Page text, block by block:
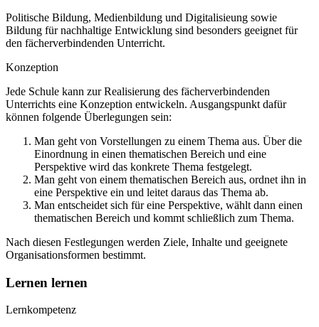
Politische Bildung, Medienbildung und Digitalisieung sowie
Bildung für nachhaltige Entwicklung sind besonders geeignet für
den fächerverbindenden Unterricht.
Konzeption
Jede Schule kann zur Realisierung des fächerverbindenden
Unterrichts eine Konzeption entwickeln. Ausgangspunkt dafür
können folgende Überlegungen sein:
Man geht von Vorstellungen zu einem Thema aus. Über die
Einordnung in einen thematischen Bereich und eine
Perspektive wird das konkrete Thema festgelegt.
Man geht von einem thematischen Bereich aus, ordnet ihn in
eine Perspektive ein und leitet daraus das Thema ab.
Man entscheidet sich für eine Perspektive, wählt dann einen
thematischen Bereich und kommt schließlich zum Thema.
Nach diesen Festlegungen werden Ziele, Inhalte und geeignete
Organisationsformen bestimmt.
Lernen lernen
Lernkompetenz